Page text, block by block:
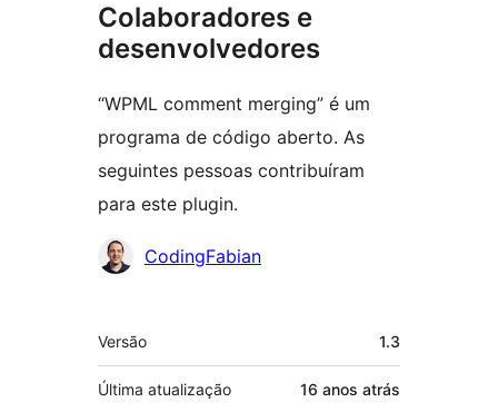
Colaboradores e
desenvolvedores
“WPML comment merging” é um
programa de código aberto. As
seguintes pessoas contribuíram
para este plugin.
Colaboradores
CodingFabian
Meta
Versão 1.3
Última atualização 16 anos atrás